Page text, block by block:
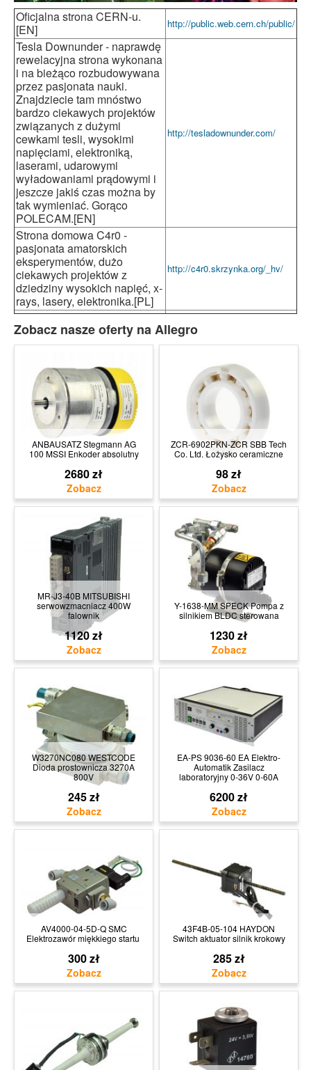
Oficjalna strona CERN-u.
[EN]
http://public.web.cern.ch/public/
Tesla Downunder - naprawdę
rewelacyjna strona wykonana
i na bieżąco rozbudowywana
przez pasjonata nauki.
Znajdziecie tam mnóstwo
bardzo ciekawych projektów
związanych z dużymi
cewkami tesli, wysokimi
napięciami, elektroniką,
laserami, udarowymi
wyładowaniami prądowymi i
jeszcze jakiś czas można by
tak wymieniać. Gorąco
POLECAM.[EN]
http://tesladownunder.com/
Strona domowa C4r0 -
pasjonata amatorskich
eksperymentów, dużo
ciekawych projektów z
dziedziny wysokich napięć, x-
rays, lasery, elektronika.[PL]
http://c4r0.skrzynka.org/_hv/
Zobacz nasze oferty na Allegro
ANBAUSATZ Stegmann AG
100 MSSI Enkoder absolutny
2680 zł
ZCR-6902PKN-ZCR SBB Tech
Co. Ltd. Łożysko ceramiczne
98 zł
MR-J3-40B MITSUBISHI
serwowzmacniacz 400W
falownik
1120 zł
Y-1638-MM SPECK Pompa z
silnikiem BLDC sterowana
1230 zł
W3270NC080 WESTCODE
Dioda prostownicza 3270A
800V
245 zł
EA-PS 9036-60 EA Elektro-
Automatik Zasilacz
laboratoryjny 0-36V 0-60A
6200 zł
AV4000-04-5D-Q SMC
Elektrozawór miękkiego startu
300 zł
43F4B-05-104 HAYDON
Switch aktuator silnik krokowy
285 zł